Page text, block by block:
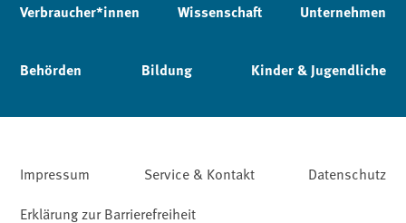
Verbraucher*innen Wissenschaft Unternehmen
Behörden Bildung Kinder & Jugendliche
Impressum Service & Kontakt
Datenschutz
Erklärung zur Barrierefreiheit